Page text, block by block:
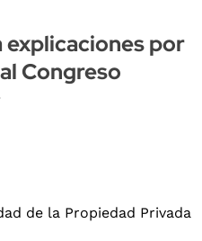
explicaciones por
Congreso